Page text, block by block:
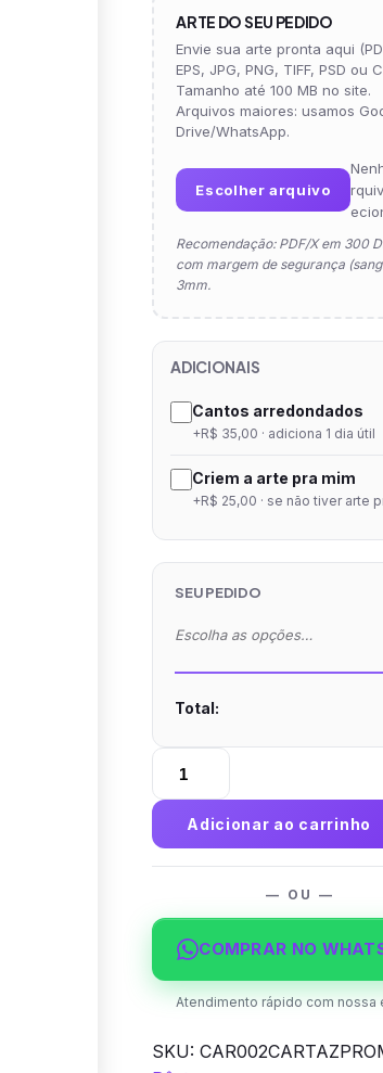
ARTE DO SEU PEDIDO
Envie sua arte pronta aqui
EPS, JPG, PNG, TIFF, PSD ou
Tamanho até 100 MB no site.
Arquivos maiores: usamos
Drive/WhatsApp.
Escolher arquivo
Recomendação: PDF/X em 300
com margem de segurança
3mm.
ADICIONAIS
Cantos arredondados
+R$ 35,00 · adiciona 1 dia útil
Criem a arte pra mim
+R$ 25,00 · se não tiver arte
SEU PEDIDO
Escolha as opções…
Total:
CAR002
Cartaz
Promocional
com
Pronta
Supremo
300g
Sem
quantidade
Adicionar ao carrinho
— OU —
COMPRAR NO
Atendimento rápido com nossa
SKU: